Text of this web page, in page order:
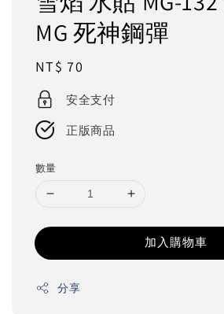
MG 死神鋼彈
Regular
price
NT$ 70
安全支付
正版商品
數量
加入購物車
分享